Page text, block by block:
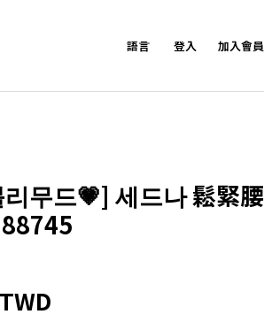
語言 登入 加入會員
무드💗] 세드나 鬆緊腰